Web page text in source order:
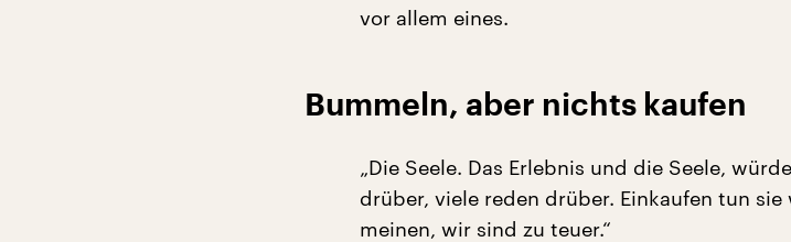
vor allem eines.
Bummeln, aber nichts kaufen
„Die Seele. Das Erlebnis und die Seele,
drüber, viele reden drüber. Einkaufen tun
meinen, wir sind zu teuer.“